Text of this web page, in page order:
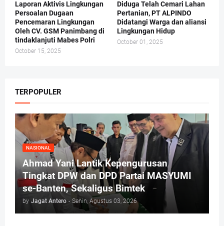
Laporan Aktivis Lingkungan
Persoalan Dugaan
Pencemaran Lingkungan
Oleh CV. GSM Panimbang di
tindaklanjuti Mabes Polri
October 15, 2025
Diduga Telah Cemari Lahan
Pertanian, PT ALPINDO
Didatangi Warga dan aliansi
Lingkungan Hidup
October 01, 2025
TERPOPULER
NASIONAL
Ahmad Yani Lantik Kepengurusan
Tingkat DPW dan DPD Partai MASYUMI
se-Banten, Sekaligus Bimtek
by Jagat Antero - Senin, Agustus 03, 2026